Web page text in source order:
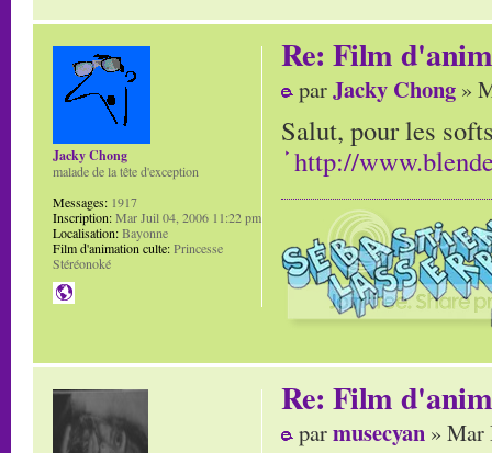
Re: Film
parJacky Chong »
Salut, pour les
http://
Jacky Chong
malade de la tête d'exception
Messages: 1917
Inscription:Mar Juil 04, 2006 11:22 pm
Localisation:Bayonne
Film d'animation culte:Princesse
Stéréonoké
Re: Film
parmusecyan » Mar